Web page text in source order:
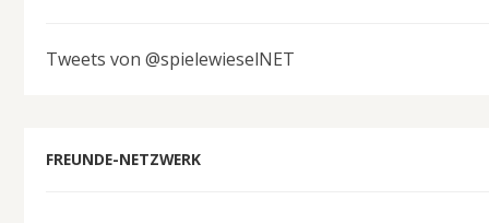
Tweets von @spielewieselNET
FREUNDE-NETZWERK